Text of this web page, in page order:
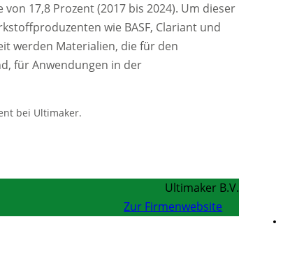
17,8 Prozent (2017 bis 2024). Um dieser
wie BASF, Clariant und
werden Materialien, die für den
für Anwendungen in der
bei Ultimaker.
Ultimaker B.V.
Zur Firmenwebsite